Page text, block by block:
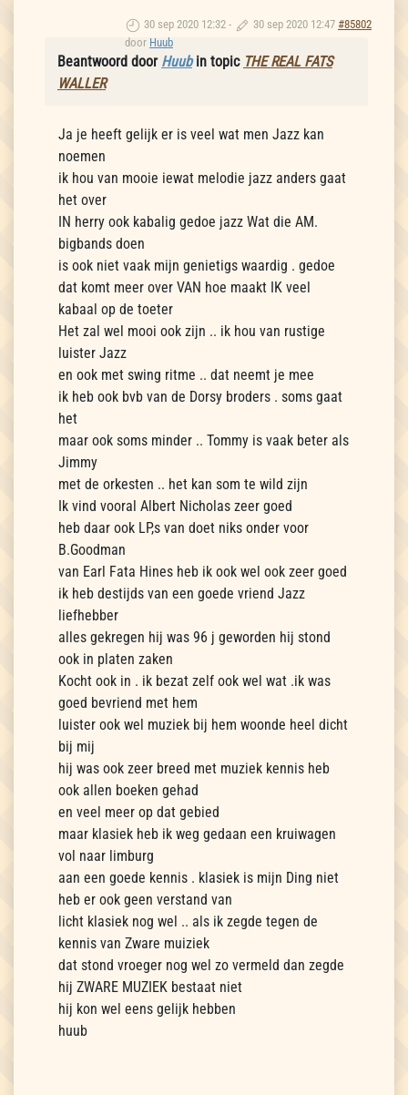
30 sep 2020 12:32 - 30 sep 2020 12:47 #85802
door Huub
Beantwoord door Huubin topic THE REAL FATS
WALLER
Ja je heeft gelijk er is veel wat men Jazz kan
noemen
ik hou van mooie iewat melodie jazz anders gaat
het over
IN herry ook kabalig gedoe jazz Wat die AM.
bigbands doen
is ook niet vaak mijn genietigs waardig . gedoe
dat komt meer over VAN hoe maakt IK veel
kabaal op de toeter
Het zal wel mooi ook zijn .. ik hou van rustige
luister Jazz
en ook met swing ritme .. dat neemt je mee
ik heb ook bvb van de Dorsy broders . soms gaat
het
maar ook soms minder .. Tommy is vaak beter als
Jimmy
met de orkesten .. het kan som te wild zijn
Ik vind vooral Albert Nicholas zeer goed
heb daar ook LP,s van doet niks onder voor
B.Goodman
van Earl Fata Hines heb ik ook wel ook zeer goed
ik heb destijds van een goede vriend Jazz
liefhebber
alles gekregen hij was 96 j geworden hij stond
ook in platen zaken
Kocht ook in . ik bezat zelf ook wel wat .ik was
goed bevriend met hem
luister ook wel muziek bij hem woonde heel dicht
bij mij
hij was ook zeer breed met muziek kennis heb
ook allen boeken gehad
en veel meer op dat gebied
maar klasiek heb ik weg gedaan een kruiwagen
vol naar limburg
aan een goede kennis . klasiek is mijn Ding niet
heb er ook geen verstand van
licht klasiek nog wel .. als ik zegde tegen de
kennis van Zware muiziek
dat stond vroeger nog wel zo vermeld dan zegde
hij ZWARE MUZIEK bestaat niet
hij kon wel eens gelijk hebben
huub